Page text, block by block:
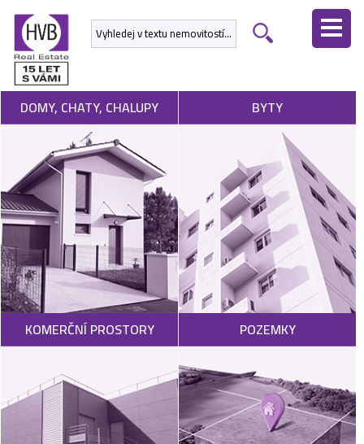
DOMY, CHATY, CHALUPY BYTY
KOMERČNÍ PROSTORY POZEMKY
ÚVODNÍ
STRÁNKA
NEMOVITOSTI
DEVELOPERSKÉ
PROJEKTY
SLUŽBY
NABÍDNOUT
NEMOVITOST
POPTAT
NEMOVITOST
VÝKUP
NEMOVITOSTÍ